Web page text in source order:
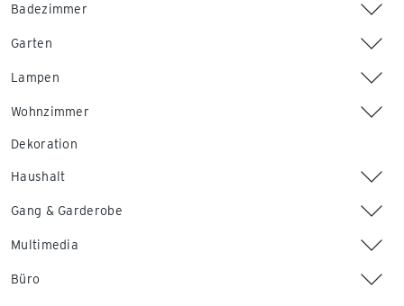
Badezimmer
Garten
Lampen
Wohnzimmer
Dekoration
Haushalt
Gang & Garderobe
Multimedia
Büro